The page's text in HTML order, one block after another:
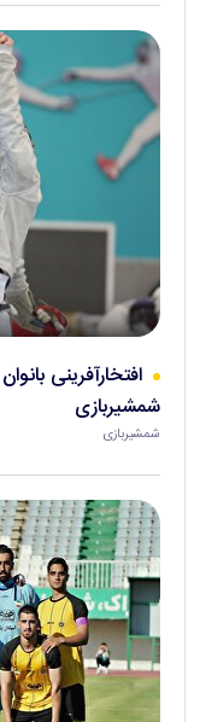
افتخارآفرینی
شمشیربازی
شمشیربازی